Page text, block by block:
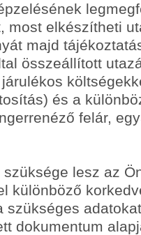
most elkészítheti
majd
összeállított
és a
felár,
lesz az
különböző
szükséges
dokumentum